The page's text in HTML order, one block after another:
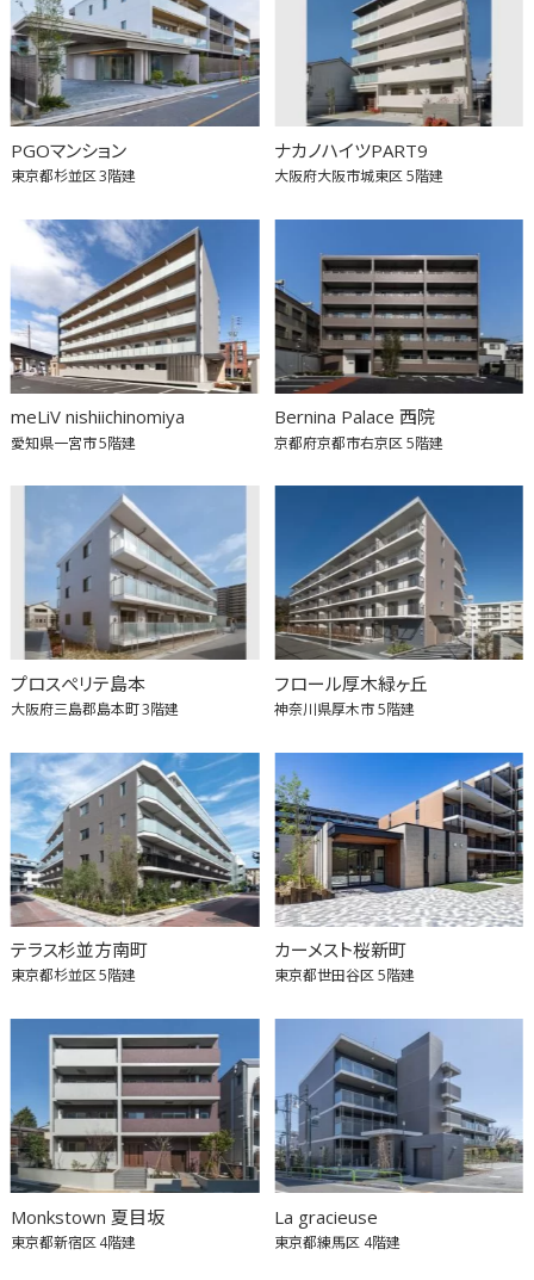
PGOマンション
東京都杉並区3階建
ナカノハイツPART9
大阪府大阪市城東区5階建
meLiV nishiichinomiya
愛知県一宮市5階建
Bernina Palace 西院
京都府京都市右京区5階建
プロスぺリテ島本
大阪府三島郡島本町3階建
フロール厚木緑ヶ丘
神奈川県厚木市5階建
テラス杉並方南町
東京都杉並区5階建
カーメスト桜新町
東京都世田谷区5階建
Monkstown 夏目坂
東京都新宿区4階建
La gracieuse
東京都練馬区 4階建